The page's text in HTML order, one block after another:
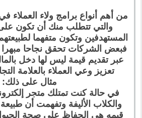
من أهم أنواع برامج ولاء العملاء في
والتي تتطلب منك أن تكون على
المستهدفين وتكون متفهما
فبعض الشركات تحقق نجاحا مبهرا
عبر تقديم قيمة ليس لها دخل
تعزيز وعي العملاء بالعلامة
مثال على ذلك:
في حالة كنت تمتلك متجر
والكلاب الأليفة وتفهمت أن
قيمه هي الحفاظ على صحة